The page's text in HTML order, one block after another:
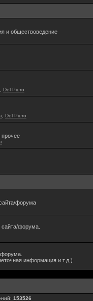
и обществоведение
Del Piero
Del Piero
прочее
форума
форума.
информация и т.д.)
153526